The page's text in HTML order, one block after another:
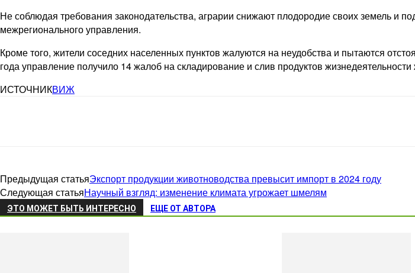
Не соблюдая требования законодательства, аграрии снижают плодородие своих земель и
межрегионального управления.
Кроме того, жители соседних населенных пунктов жалуются на неудобства и пытаются
года управление получило 14 жалоб на складирование и слив продуктов
ИСТОЧНИКВИЖ
Предыдущая статьяЭкспорт продукции животноводства превысит импорт в 2024 году
Следующая статьяНаучный взгляд: изменение климата угрожает шмелям
ЭТО МОЖЕТ БЫТЬ ИНТЕРЕСНО ЕЩЕ ОТ АВТОРА